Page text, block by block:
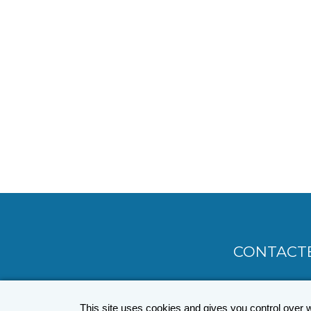
MENU
This site uses cookies and gives you control over